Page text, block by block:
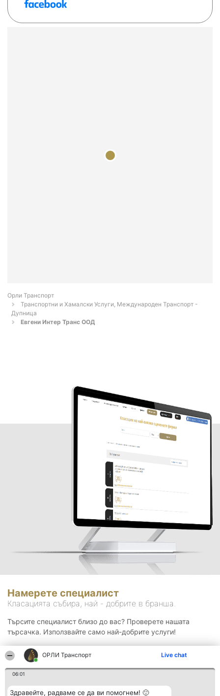
ОРЛИ Транспорт Live chat
06:01
Здравейте, радваме се да ви помогнем! 🙂
Орли Транспорт
Транспортни и Хамалски Услуги, Международен Транспорт -
Дупница
Евгени Интер Транс ООД
Намерете специалист
Класацията събира, най - добрите в бранша.
Търсите специалист близо до вас? Проверете нашата
търсачка. Използвайте само най-добрите услуги!